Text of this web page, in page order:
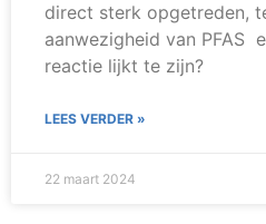
direct sterk opgetreden,
aanwezigheid van PFAS
reactie lijkt te zijn?
LEES VERDER »
22 maart 2024